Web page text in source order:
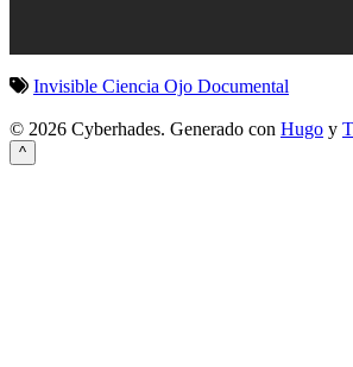
Invisible Ciencia Ojo Documental
© 2026 Cyberhades. Generado con Hugo y
^